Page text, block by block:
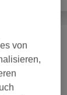
59 €
71,10 €
von